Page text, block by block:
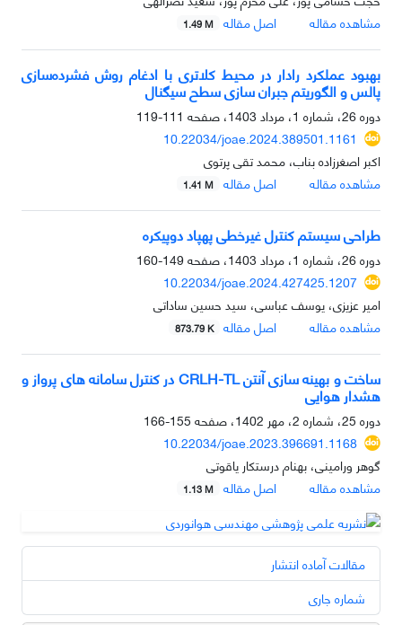
مشاهده مقاله
اصل مقاله 1.49 M
بهبود عملکرد رادار در محیط کلاتری با ادغام روش فشرده‌سازی
پالس و الگوریتم جبران سازی سطح سیگنال
دوره 26، شماره 1، مرداد 1403، صفحه
111-119
10.22034/joae.2024.389501.1161
اکبر اصغرزاده بناب، محمد تقی پرتوی
مشاهده مقاله
اصل مقاله 1.41 M
طراحی سیستم کنترل غیرخطی پهپاد دوپیکره
دوره 26، شماره 1، مرداد 1403، صفحه
149-160
10.22034/joae.2024.427425.1207
امیر عزیزی، یوسف عباسی، سید حسین ساداتی
مشاهده مقاله
اصل مقاله 873.79 K
ساخت و بهینه سازی آنتن CRLH-TL در کنترل سامانه های پرواز و
هشدار هوایی
دوره 25، شماره 2، مهر 1402، صفحه
155-166
10.22034/joae.2023.396691.1168
گوهر ورامینی، بهنام درستکار یاقوتی
مشاهده مقاله
اصل مقاله 1.13 M
مقالات آماده انتشار
شماره جاری